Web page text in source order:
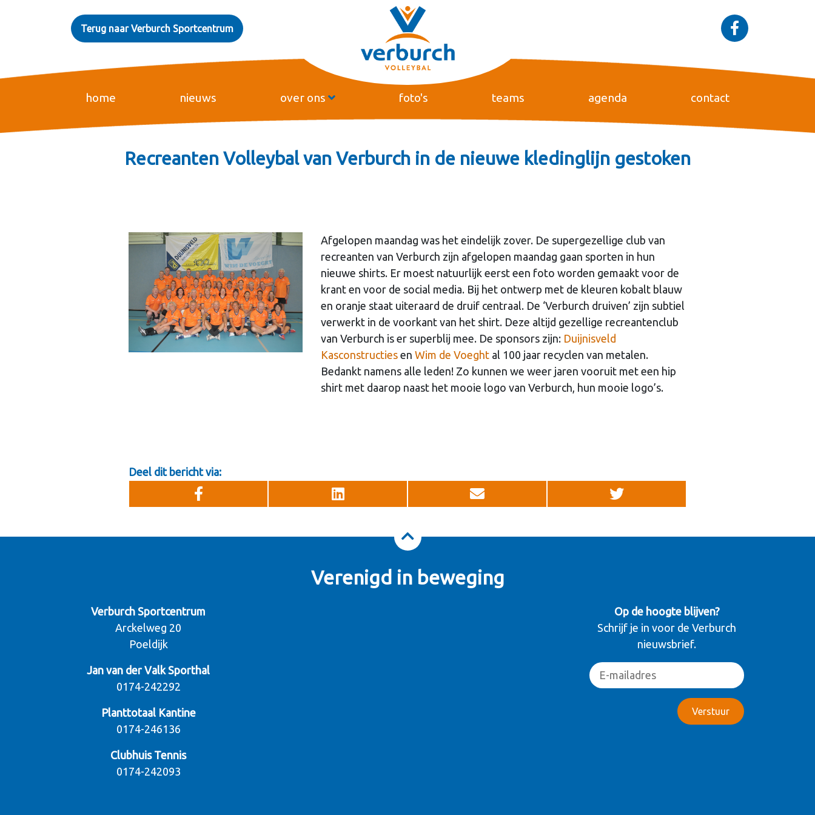
Terug naar Verburch Sportcentrum
home nieuws over ons foto's teams agenda contact
Recreanten Volleybal van Verburch in de nieuwe kledinglijn gestoken
Afgelopen maandag was het eindelijk zover. De supergezellige club van
recreanten van Verburch zijn afgelopen maandag gaan sporten in hun
nieuwe shirts. Er moest natuurlijk eerst een foto worden gemaakt voor de
krant en voor de social media. Bij het ontwerp met de kleuren kobalt blauw
en oranje staat uiteraard de druif centraal. De ‘Verburch druiven’ zijn subtiel
verwerkt in de voorkant van het shirt. Deze altijd gezellige recreantenclub
van Verburch is er superblij mee. De sponsors zijn: Duijnisveld
Kasconstructiesen Wim de Voeghtal 100 jaar recyclen van metalen.
Bedankt namens alle leden! Zo kunnen we weer jaren vooruit met een hip
shirt met daarop naast het mooie logo van Verburch, hun mooie logo’s.
Deel dit bericht via:
Verenigd in beweging
Verburch Sportcentrum
Arckelweg 20
Poeldijk
Jan van der Valk Sporthal
0174-242292
Planttotaal Kantine
0174-246136
Clubhuis Tennis
0174-242093
Op de hoogte blijven?
Schrijf je in voor de Verburch
nieuwsbrief.